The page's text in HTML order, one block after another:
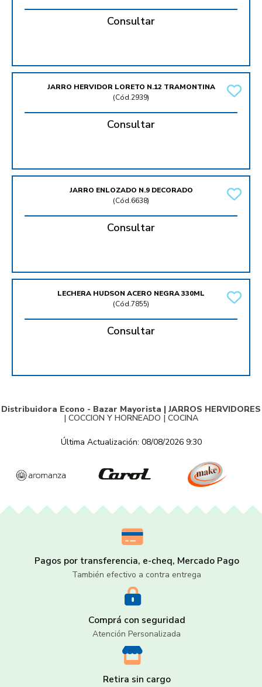
Consultar
JARRO HERVIDOR LORETO N.12 TRAMONTINA
(Cód.2939)
Consultar
JARRO ENLOZADO N.9 DECORADO
(Cód.6638)
Consultar
LECHERA HUDSON ACERO NEGRA 330ML
(Cód.7855)
Consultar
Distribuidora Econo - Bazar Mayorista | JARROS HERVIDORES
| COCCION Y HORNEADO | COCINA
Última Actualización: 08/08/2026 9:30
Pagos por transferencia, e-cheq, Mercado Pago
También efectivo a contra entrega
Comprá con seguridad
Atención Personalizada
Retira sin cargo